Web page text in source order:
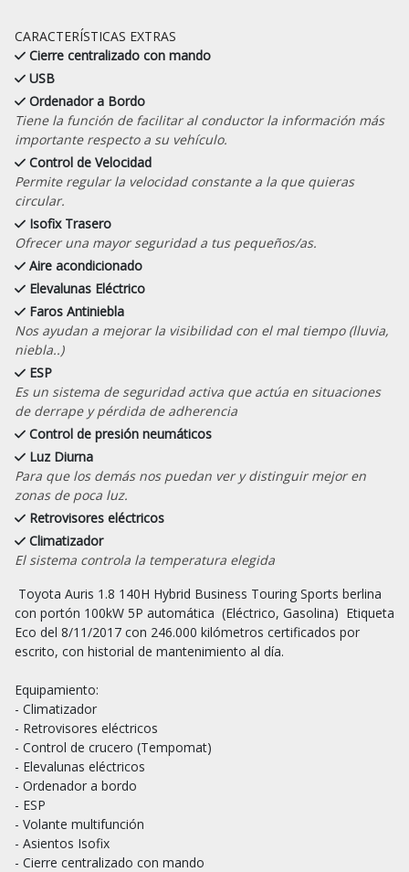
CARACTERÍSTICAS EXTRAS
Cierre centralizado con mando
USB
Ordenador a Bordo
Tiene la función de facilitar al conductor la información más
importante respecto a su vehículo.
Control de Velocidad
Permite regular la velocidad constante a la que quieras
circular.
Isofix Trasero
Ofrecer una mayor seguridad a tus pequeños/as.
Aire acondicionado
Elevalunas Eléctrico
Faros Antiniebla
Nos ayudan a mejorar la visibilidad con el mal tiempo (lluvia,
niebla..)
ESP
Es un sistema de seguridad activa que actúa en situaciones
de derrape y pérdida de adherencia
Control de presión neumáticos
Luz Diurna
Para que los demás nos puedan ver y distinguir mejor en
zonas de poca luz.
Retrovisores eléctricos
Climatizador
El sistema controla la temperatura elegida
con portón 100kW 5P automática  (Eléctrico, Gasolina)  Etiqueta
Eco del 8/11/2017 con 246.000 kilómetros certificados por
escrito, con historial de mantenimiento al día.
Equipamiento:
- Climatizador
- Retrovisores eléctricos
- Control de crucero (Tempomat)
- Elevalunas eléctricos
- Ordenador a bordo
- ESP
- Volante multifunción
- Asientos Isofix
- Cierre centralizado con mando